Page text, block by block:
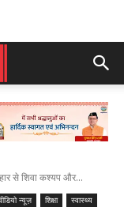
से शिवा कश्यप और...
न्यूज़ शिक्षा स्वास्थ्य